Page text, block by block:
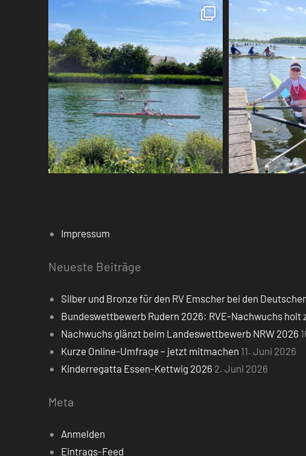
Impressum
Neueste Beiträge
Silber und Bronze für den RV Emscher bei den
Bundeswettbewerb Rudern 2026: RVE-Nachwuchs holt
Nachwuchs glänzt beim Landeswettbewerb NRW 2026
Kurze Online-Umfrage – jetzt mitmachen 11. Juni 2026
Kinderregatta Essen-Kettwig 2026 2. Juni 2026
Meta
Anmelden
Eintrags-Feed